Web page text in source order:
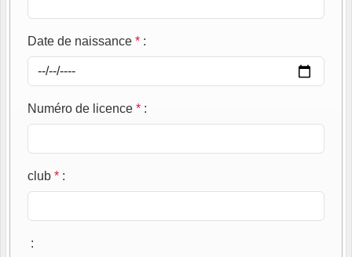
Date de naissance * :
Numéro de licence * :
club * :
: